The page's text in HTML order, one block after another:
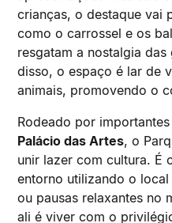
crianças, o destaque vai
como o carrossel e os
resgatam a nostalgia
disso, o espaço é lar de
animais, promovendo o
Rodeado por
Palácio das Artes, o
unir lazer com cultura. É
entorno utilizando o
ou pausas relaxantes no
ali é viver com o